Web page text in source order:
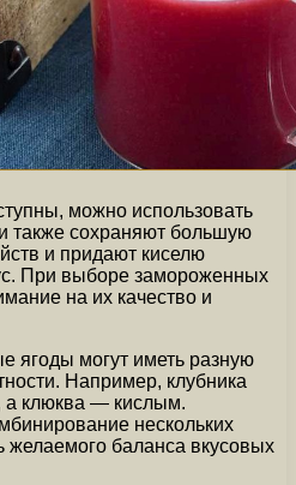
можно использовать
также сохраняют большую
и придают киселю
При выборе замороженных
на их качество и
ягоды могут иметь разную
Например, клубника
а клюква — кислым.
нескольких
желаемого баланса вкусовых